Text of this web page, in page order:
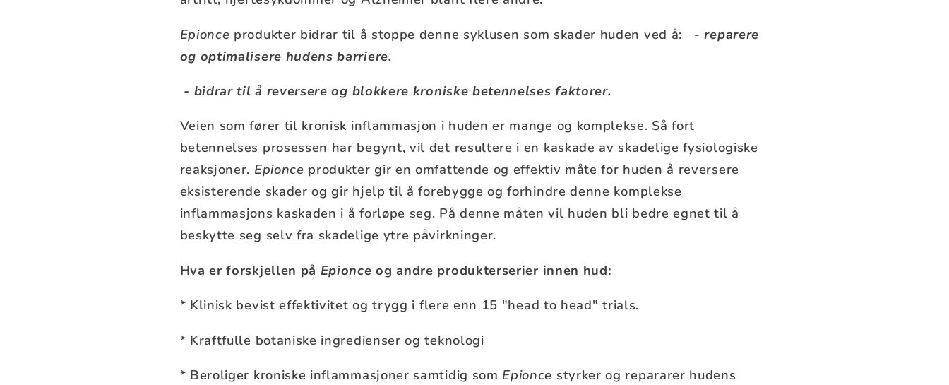
Epionce produkter bidrar til å stoppe denne syklusen som skader huden ved å: -reparere
og optimalisere hudens barriere.
- bidrar til å reversere og blokkere kroniske betennelses faktorer.
Veien som fører til kronisk inflammasjon i huden er mange og komplekse. Så fort
betennelses prosessen har begynt, vil det resultere i en kaskade av skadelige fysiologiske
reaksjoner. Epionce produkter gir en omfattende og effektiv måte for huden å reversere
eksisterende skader og gir hjelp til å forebygge og forhindre denne komplekse
inflammasjons kaskaden i å forløpe seg. På denne måten vil huden bli bedre egnet til å
beskytte seg selv fra skadelige ytre påvirkninger.
Hva er forskjellen på Epionceog andre produkterserier innen hud:
* Klinisk bevist effektivitet og trygg i flere enn 15 "head to head" trials.
* Kraftfulle botaniske ingredienser og teknologi
* Beroliger kroniske inflammasjoner samtidig som Epionce styrker og repararer hudens